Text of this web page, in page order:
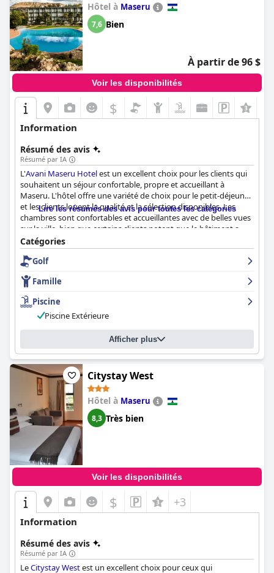
Hôtel à Maseru
7,6 Bien
À partir de 96 $
Voir les disponibilités
$
Information
Résumé des avis
Résumé par IA
L'Avani Maseru Hotelest un excellent choix pour les clients qui
souhaitent un séjour confortable, propre et accueillant à
Maseru. L'hôtel offre une variété de choix pour le petit-déjeuner,
et les clients louent la qualité et la sélection disponibles. Les
chambres sont confortables et accueillantes avec de belles vues
sur la ville, bien que certains clients notent que le bâtiment a
besoin d'entretien. L'hôtel est d'une propreté impeccable et les
clients apprécient l'attention portée aux détails par le personnel
de l'hôtel. Le personnel est un point fort de cet hébergement,
les clients le décrivant comme amical, accueillant, serviable et
adorable. Bien que quelques clients aient mentionné quelques
problèmes avec un personnel peu amical, dans l'ensemble, la
convivialité et la serviabilité du personnel de l'
Hotelse distinguent comme un aspect positif de cet
hébergement.
Lire les résumés des avis pour toutes les catégories
Catégories
Golf
Famille
Piscine
Piscine Extérieure
Afficher plus
Citystay West
Hôtel à Maseru
8,3 Très bien
Voir les disponibilités
$ +3
Information
Résumé des avis
Résumé par IA
LeCitystay Westest un excellent choix pour ceux qui